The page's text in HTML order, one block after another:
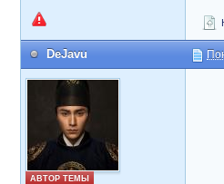
DeJavu
АВТОР ТЕМЫ